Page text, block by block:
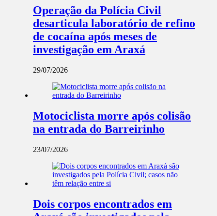
Operação da Polícia Civil
desarticula laboratório de refino
de cocaína após meses de
investigação em Araxá
29/07/2026
Motociclista morre após colisão
na entrada do Barreirinho
23/07/2026
Dois corpos encontrados em